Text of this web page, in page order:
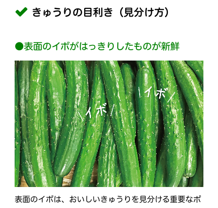
きゅうりの目利き（見分け方）
●表面のイボがはっきりしたものが新鮮
表面のイボは、おいしいきゅうりを見分ける重要なポ